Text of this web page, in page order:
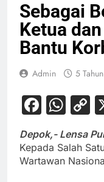
Sebagai
Ketua
Bantu
Admin 5
Depok,- Lensa
Kepada Salah
Wartawan